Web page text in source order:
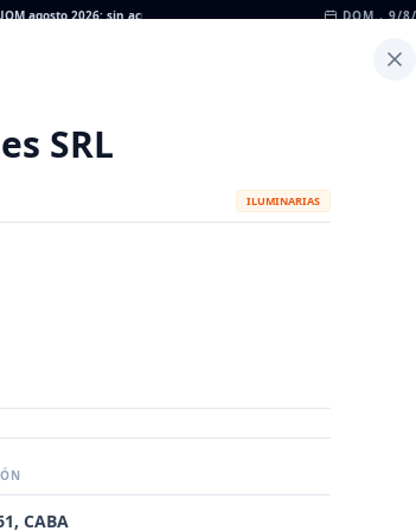
2026: sin acuerdo, siguen vigentes los valores de abril •
DOM., 9/
FABRICANTES
SRL
ILUMINARIAS
CABA